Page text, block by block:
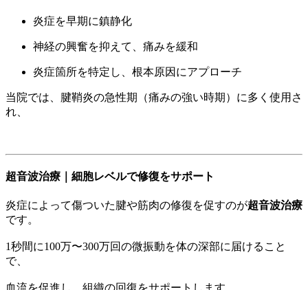
炎症を早期に鎮静化
神経の興奮を抑えて、痛みを緩和
炎症箇所を特定し、根本原因にアプローチ
当院では、腱鞘炎の急性期（痛みの強い時期）に多く使用さ
れ、
超音波治療｜細胞レベルで修復をサポート
炎症によって傷ついた腱や筋肉の修復を促すのが超音波治療
です。
1秒間に100万〜300万回の微振動を体の深部に届けること
で、